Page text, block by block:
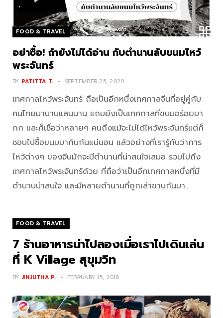
FOOD & TRAVEL
อย่าซื้อ! ถ้ายังไม่ได้อ่าน กับตำนานลับขนมไหว้
พระจันทร์
BY PATITTA T. SEPTEMBER 25, 2020
เทศกาลไหว้พระจันทร์ ถือเป็นอีกหนึ่งเทศกาลจีนที่อยู่คู่กับ
คนไทยมานานแสนนาน แถมยังเป็นเทศกาลที่ขนมอร่อยมา
กก และก็เชื่อว่าหลายๆ คนถึงแม้จะไม่ได้ไหว้พระจันทร์แต่ก็
ชอบไปซื้อขนมมากินกันแน่นอน แล้วอย่างที่เรารู้กันว่าการ
ไหว้ต่างๆ ของจีนมักจะมีตำนานที่น่าสนใจเสมอ รวมไปถึง
เทศกาลไหว้พระจันทร์ด้วย ที่ถือว่าเป็นอีกเทศกาลหนึ่งที่มี
ตำนานน่าสนใจ และมีหลายตำนานที่ถูกเล่าขานกันมา…
FOOD & TRAVEL
7 ร้านอาหารน่าไปลองเมื่อเราไปเดินเล่น
ที่ K Village สุขุมวิท
BY JINJUTHA P. FEBRUARY 15, 2018